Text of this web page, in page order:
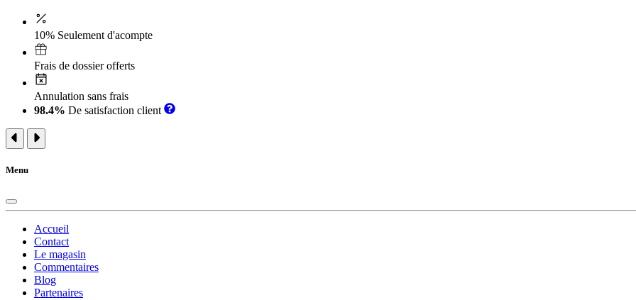
10% Seulement d'acompte
Frais de dossier offerts
Annulation sans frais
98.4% De satisfaction client
Menu
Accueil
Contact
Le magasin
Commentaires
Blog
Partenaires